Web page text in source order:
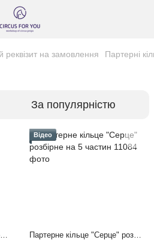
реквізит на замовлення Партерні
За популярністю
Партерне кільце (подвійне) розбірне з мотором
Відео
Партерне кільце "Серце" розбірне на 5 частин